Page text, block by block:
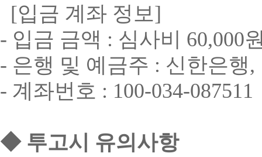
[입금 계좌 정보]
- 입금 금액 : 심사비 60,000
- 은행 및 예금주 : 신한은행,
- 계좌번호 : 100-034-087511
◆ 투고시 유의사항